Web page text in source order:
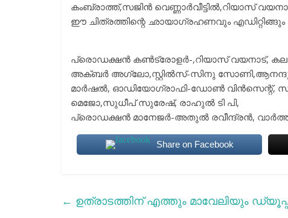
കംബ്രാത്ത്,സജിൻ വെണ്ണാർവീട്ടിൽ,റിയാസ്
ഈ ചിത്രത്തിന്റെ ഛായാഗ്രഹണവും
പ്രൊഡക്ഷൻ കൺട്രോളർ-,റിയാസ് വയനാട്, കല-
അക്ബർ അഗ്ലോ,സ്റ്റിൽസ്-സിനു
മാർഷൽ, ഓഡിയോഗ്രാഫി-ഡോൺ വിൻസെന്റ്,
മെജോ,സുധീപ് സുരേഷ്, രാഹുൽ ടി പി,
പ്രൊഡക്ഷൻ മാനേജർ-അതുൽ രവീന്ദ്രൻ,
Share on Facebook
← ഉത്രാടത്തിന് എത്തും മാവേലിയും